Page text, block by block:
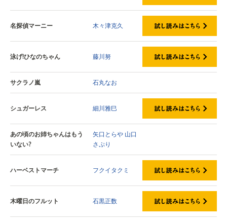
名探偵マーニー 木々津克久
泳げ!ひなのちゃん 藤川努
サクラノ嵐 石丸なお
シュガーレス 細川雅巳
あの頃のお姉ちゃんはもう
いない?
矢口とらや 山口
さぷり
ハーベストマーチ フクイタクミ
木曜日のフルット 石黒正数